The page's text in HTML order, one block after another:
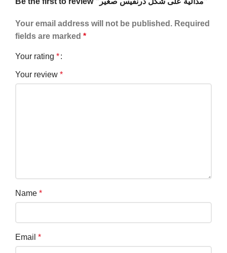
Your email address will not be published. Required
fields are marked *
Your rating *
Your review *
Name *
Email *